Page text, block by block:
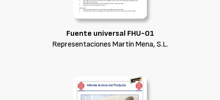
Fuente universal FHU-01
Representaciones Martín Mena, S.L.